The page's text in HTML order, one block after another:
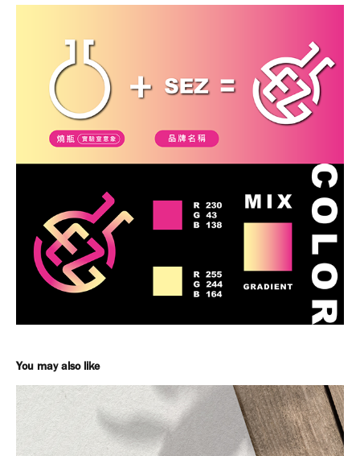
You may also like